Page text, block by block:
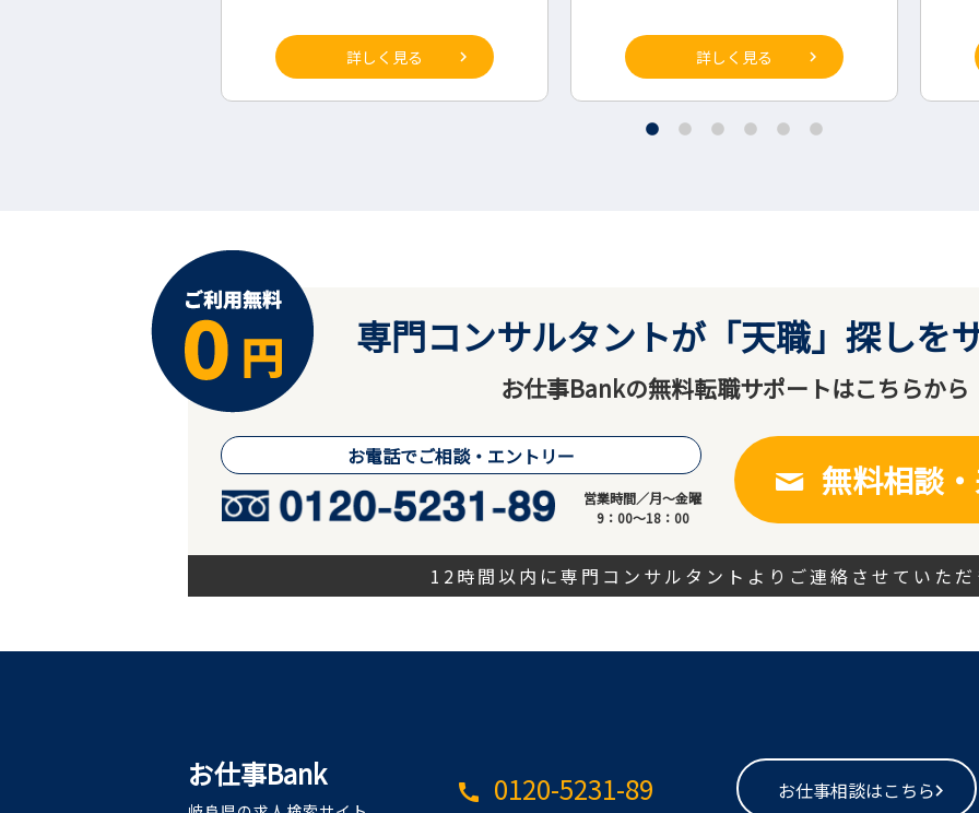
詳しく見る 詳しく見る
専門コンサルタントが「天職」探しを
お仕事Bankの無料転職サポートはこちらから
お電話でご相談・エントリー
営業時間／月～金曜
9：00～18：00
無料相談
12時間以内に専門コンサルタントよりご連絡させていた
お仕事Bank
call 0120-5231-89 お仕事相談はこちら